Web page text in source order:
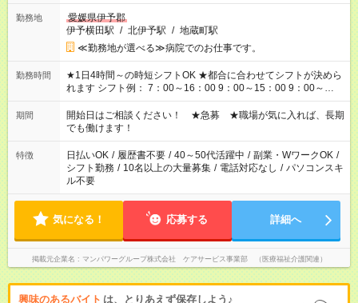
勤務地
愛媛県伊予郡
伊予横田駅 / 北伊予駅 / 地蔵町駅
≪勤務地が選べる≫病院でのお仕事です。
勤務時間
★1日4時間～の時短シフトOK ★都合に合わせてシフトが決めら
れます シフト例： 7：00～16：00 9：00～15：00 9：00～
18：00 11：00～20：00 など ※Wワークの場合、他のお仕事と
合わせ週40時間超の就業はご案内できません ※法令に基づき、
週20時間以上勤務は社会保険への加入対象となります ※労働者
派遣法（日雇い派遣の原則禁止）により、短時間・短期間の就
業はご案内が難しい場合があります
期間
開始日はご相談ください！ ★急募 ★職場が気に入れば、長期
でも働けます！
特徴 日払いOK / 履歴書不要 / 40～50代活躍中 / 副業・WワークOK /
シフト勤務 / 10名以上の大量募集 / 電話対応なし / パソコンスキ
ル不要
気になる！ 応募する 詳細へ
掲載元企業名 マンパワーグループ株式会社 ケアサービス事業部 （医療福祉介護関連）
興味のあるバイト は、とりあえず保存しよう♪